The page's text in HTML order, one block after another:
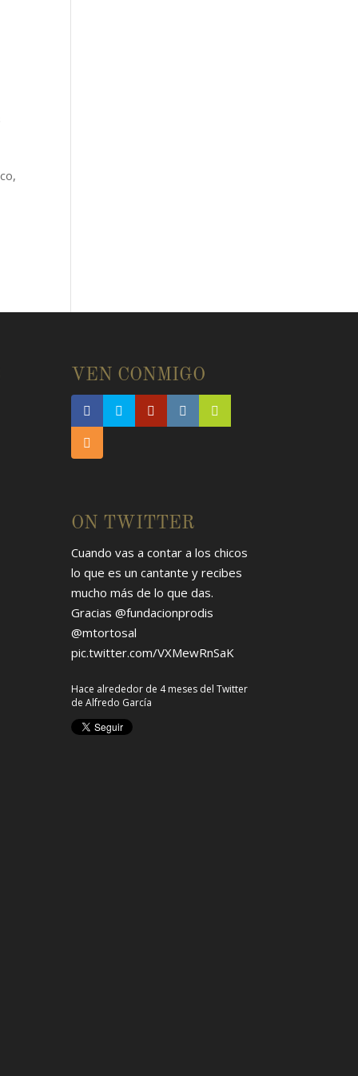
VEN CONMIGO
ON TWITTER
Cuando vas a contar a los chicos
lo que es un cantante y recibes
mucho más de lo que das.
Gracias@fundacionprodis
@mtortosal
pic.twitter.com/VXMewRnSaK
Hace alrededor de 4 meses del Twitter
deAlfredo García